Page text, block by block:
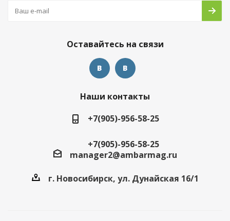
Оставайтесь на связи
Наши контакты
+7(905)-956-58-25
+7(905)-956-58-25
manager2@ambarmag.ru
г. Новосибирск, ул. Дунайская 16/1